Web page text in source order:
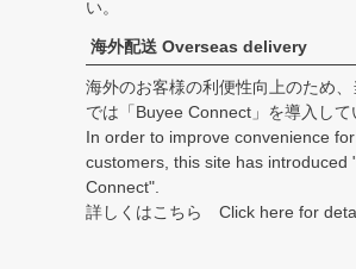
い。
海外配送 Overseas delivery
海外のお客様の利便性向上のため、
では「Buyee Connect」を導入して
In order to improve convenience
customers, this site has introduced
Connect".
詳しくはこちら Click here for